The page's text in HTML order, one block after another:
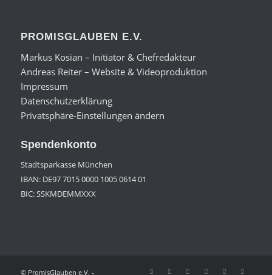
PROMISGLAUBEN E.V.
Markus Kosian – Initiator & Chefredakteur
Andreas Reiter – Website & Videoproduktion
Impressum
Datenschutzerklärung
Privatsphäre-Einstellungen ändern
Spendenkonto
Stadtsparkasse München
IBAN: DE97 7015 0000 1005 0614 01
BIC: SSKMDEMMXXX
© PromisGlauben e.V. -